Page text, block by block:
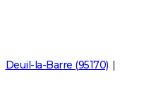
Deuil-la-Barre (95170)